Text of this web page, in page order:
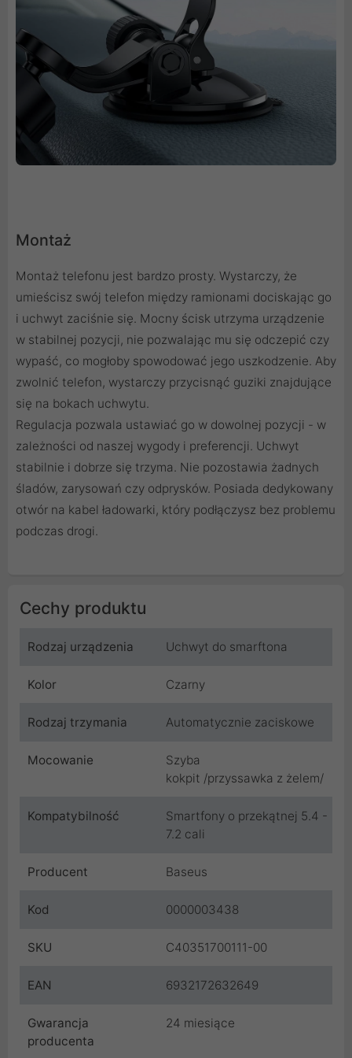
Montaż
Montaż telefonu jest bardzo prosty. Wystarczy, że
umieścisz swój telefon między ramionami dociskając go
i uchwyt zaciśnie się. Mocny ścisk utrzyma urządzenie
w stabilnej pozycji, nie pozwalając mu się odczepić czy
wypaść, co mogłoby spowodować jego uszkodzenie. Aby
zwolnić telefon, wystarczy przycisnąć guziki znajdujące
się na bokach uchwytu.
Regulacja pozwala ustawiać go w dowolnej pozycji - w
zależności od naszej wygody i preferencji. Uchwyt
stabilnie i dobrze się trzyma. Nie pozostawia żadnych
śladów, zarysowań czy odprysków. Posiada dedykowany
otwór na kabel ładowarki, który podłączysz bez problemu
podczas drogi.
Cechy produktu
Rodzaj urządzenia Uchwyt do smarftona
Kolor Czarny
Rodzaj trzymania Automatycznie zaciskowe
Mocowanie
Szyba
kokpit /przyssawka z żelem/
Kompatybilność
Smartfony o przekątnej 5.4 -
7.2 cali
Producent Baseus
Kod 0000003438
SKU C40351700111-00
EAN 6932172632649
Gwarancja
producenta
24 miesiące